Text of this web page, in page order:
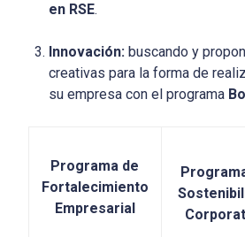
en RSE.
Innovación: buscando y
creativas para la forma de
su empresa con el programa
Programa de
Fortalecimiento
Empresarial